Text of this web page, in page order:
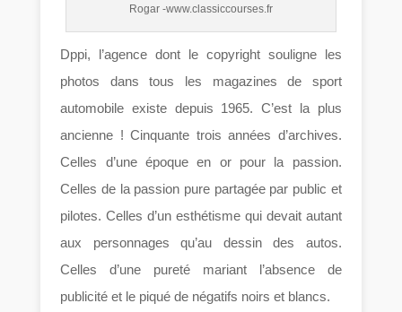
Rogar -www.classiccourses.fr
Dppi, l’agence dont le copyright souligne les
photos dans tous les magazines de sport
automobile existe depuis 1965. C’est la plus
ancienne ! Cinquante trois années d’archives.
Celles d’une époque en or pour la passion.
Celles de la passion pure partagée par public et
pilotes. Celles d’un esthétisme qui devait autant
aux personnages qu’au dessin des autos.
Celles d’une pureté mariant l’absence de
publicité et le piqué de négatifs noirs et blancs.